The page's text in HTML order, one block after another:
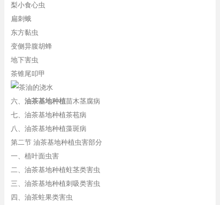
梨小食心虫
扁刺蛾
东方黏虫
变侧异腹胡蜂
地下害虫
茶锥尾叩甲
六、 油茶基地种植苗木茎腐病
七、油茶基地种植茶苞病
八、油茶基地种植藻斑病
第二节 油茶基地种植虫害部分
一、植叶面虫害
二、油茶基地种植蛀茎类害虫
三、油茶基地种植刺吸类害虫
四、油茶蛀果类害虫